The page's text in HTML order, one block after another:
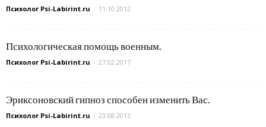
Психолог Psi-Labirint.ru - 11.10.2012
Психологическая помощь военным.
Психолог Psi-Labirint.ru - 27.02.2017
Эриксоновский гипноз способен изменить Вас.
Психолог Psi-Labirint.ru - 23.08.2013